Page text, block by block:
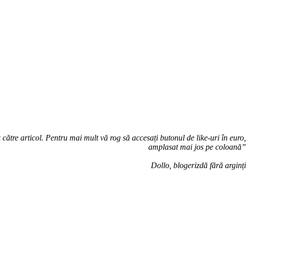
articol. Pentru mai mult vă rog să accesați butonul de like-uri în euro,
amplasat mai jos pe coloană”
Dollo, blogerizdă fără arginți